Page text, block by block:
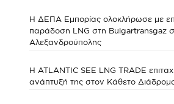
Η ΔΕΠΑ Εμπορίας ολοκλήρωσε με
παράδοση LNG στη Bulgartransgaz
Αλεξανδρούπολης
Η ATLANTIC SEE LNG TRADE
ανάπτυξή της στον Κάθετο